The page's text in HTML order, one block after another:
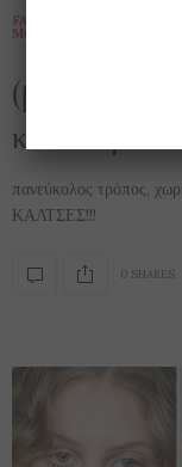
FASHION BEAUTY
ΜΌΔΑ
(βίντεο)
και ένα
πανεύκολος τρόπος,
ΚΑΛΤΣΕΣ!!!
0 SHARES